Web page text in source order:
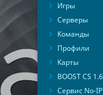
Игры
Серверы
Команды
Профили
Карты
BOOST CS 1.6
Сервис No-IP